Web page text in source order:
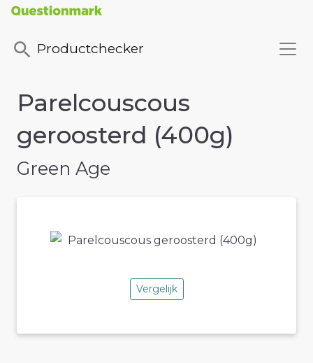
Productchecker
Parelcouscous
geroosterd (400g)
Green Age
Vergelijk